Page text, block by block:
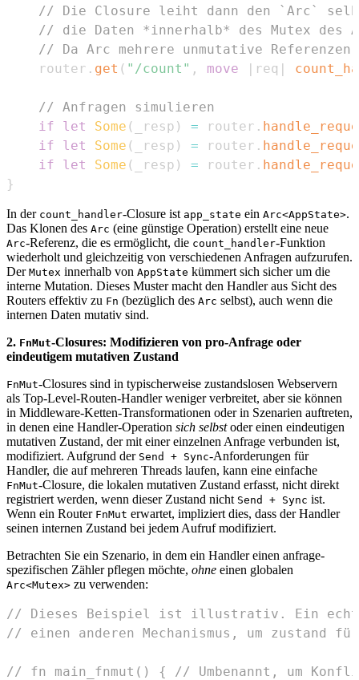
// Die Closure leiht dann den `Arc`
// die Daten *innerhalb* des Mutex des
// Da Arc mehrere unmutative
    router
. get ( "/count" , move | req |
// Anfragen simulieren
if
let Some ( _resp ) = router .
if
let Some ( _resp ) = router .
if
let Some ( _resp ) = router .
}
In der count_handler-Closure ist app_state ein Arc<AppState>.
Das Klonen des Arc (eine günstige Operation) erstellt eine neue
Arc-Referenz, die es ermöglicht, die count_handler-Funktion
wiederholt und gleichzeitig von verschiedenen Anfragen aufzurufen.
Der Mutex innerhalb von AppState kümmert sich sicher um die
interne Mutation. Dieses Muster macht den Handler aus Sicht des
Routers effektiv zu Fn (bezüglich des Arc selbst), auch wenn die
internen Daten mutativ sind.
2. FnMut-Closures: Modifizieren von pro-Anfrage oder
eindeutigem mutativen Zustand
FnMut-Closures sind in typischerweise zustandslosen Webservern
als Top-Level-Routen-Handler weniger verbreitet, aber sie können
in Middleware-Ketten-Transformationen oder in Szenarien auftreten,
in denen eine Handler-Operation sich selbstoder einen eindeutigen
mutativen Zustand, der mit einer einzelnen Anfrage verbunden ist,
modifiziert. Aufgrund der Send + Sync-Anforderungen für
Handler, die auf mehreren Threads laufen, kann eine einfache
FnMut-Closure, die lokalen mutativen Zustand erfasst, nicht direkt
registriert werden, wenn dieser Zustand nicht Send + Sync ist.
Wenn ein Router FnMut erwartet, impliziert dies, dass der Handler
seinen internen Zustand bei jedem Aufruf modifiziert.
Betrachten Sie ein Szenario, in dem ein Handler einen anfrage-
spezifischen Zähler pflegen möchte, ohne einen globalen
Arc<Mutex> zu verwenden:
// Dieses Beispiel ist illustrativ. Ein echtes
// einen anderen Mechanismus, um zustand
// fn main_fnmut() { // Umbenannt, um